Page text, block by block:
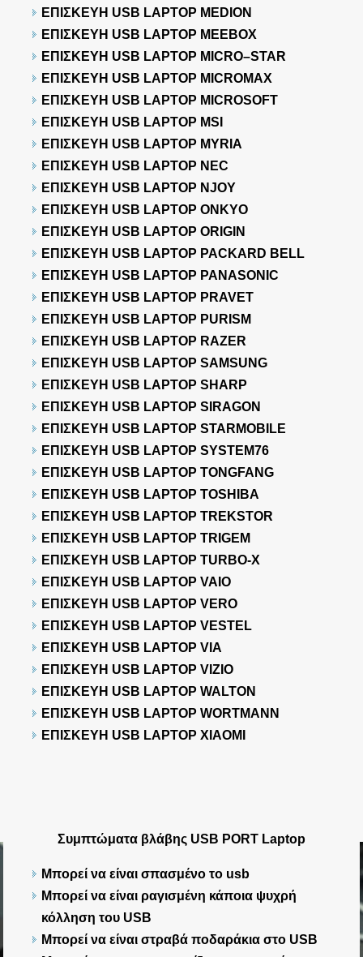
ΕΠΙΣΚΕΥΗ USB LAPTOP MEDION
ΕΠΙΣΚΕΥΗ USB LAPTOP MEEBOX
ΕΠΙΣΚΕΥΗ USB LAPTOP MICRO–STAR
ΕΠΙΣΚΕΥΗ USB LAPTOP MICROMAX
ΕΠΙΣΚΕΥΗ USB LAPTOP MICROSOFT
ΕΠΙΣΚΕΥΗ USB LAPTOP MSI
ΕΠΙΣΚΕΥΗ USB LAPTOP MYRIA
ΕΠΙΣΚΕΥΗ USB LAPTOP NEC
ΕΠΙΣΚΕΥΗ USB LAPTOP NJOY
ΕΠΙΣΚΕΥΗ USB LAPTOP ONKYO
ΕΠΙΣΚΕΥΗ USB LAPTOP ORIGIN
ΕΠΙΣΚΕΥΗ USB LAPTOP PACKARD BELL
ΕΠΙΣΚΕΥΗ USB LAPTOP PANASONIC
ΕΠΙΣΚΕΥΗ USB LAPTOP PRAVET
ΕΠΙΣΚΕΥΗ USB LAPTOP PURISM
ΕΠΙΣΚΕΥΗ USB LAPTOP RAZER
ΕΠΙΣΚΕΥΗ USB LAPTOP SAMSUNG
ΕΠΙΣΚΕΥΗ USB LAPTOP SHARP
ΕΠΙΣΚΕΥΗ USB LAPTOP SIRAGON
ΕΠΙΣΚΕΥΗ USB LAPTOP STARMOBILE
ΕΠΙΣΚΕΥΗ USB LAPTOP SYSTEM76
ΕΠΙΣΚΕΥΗ USB LAPTOP TONGFANG
ΕΠΙΣΚΕΥΗ USB LAPTOP TOSHIBA
ΕΠΙΣΚΕΥΗ USB LAPTOP TREKSTOR
ΕΠΙΣΚΕΥΗ USB LAPTOP TRIGEM
ΕΠΙΣΚΕΥΗ USB LAPTOP TURBO-X
ΕΠΙΣΚΕΥΗ USB LAPTOP VAIO
ΕΠΙΣΚΕΥΗ USB LAPTOP VERO
ΕΠΙΣΚΕΥΗ USB LAPTOP VESTEL
ΕΠΙΣΚΕΥΗ USB LAPTOP VIA
ΕΠΙΣΚΕΥΗ USB LAPTOP VIZIO
ΕΠΙΣΚΕΥΗ USB LAPTOP WALTON
ΕΠΙΣΚΕΥΗ USB LAPTOP WORTMANN
ΕΠΙΣΚΕΥΗ USB LAPTOP XIAOMI
Συμπτώματα βλάβης USB PORT Laptop
Μπορεί να είναι σπασμένο το usb
Μπορεί να είναι ραγισμένη κάποια ψυχρή
κόλληση του USB
Μπορεί να είναι στραβά ποδαράκια στο USB